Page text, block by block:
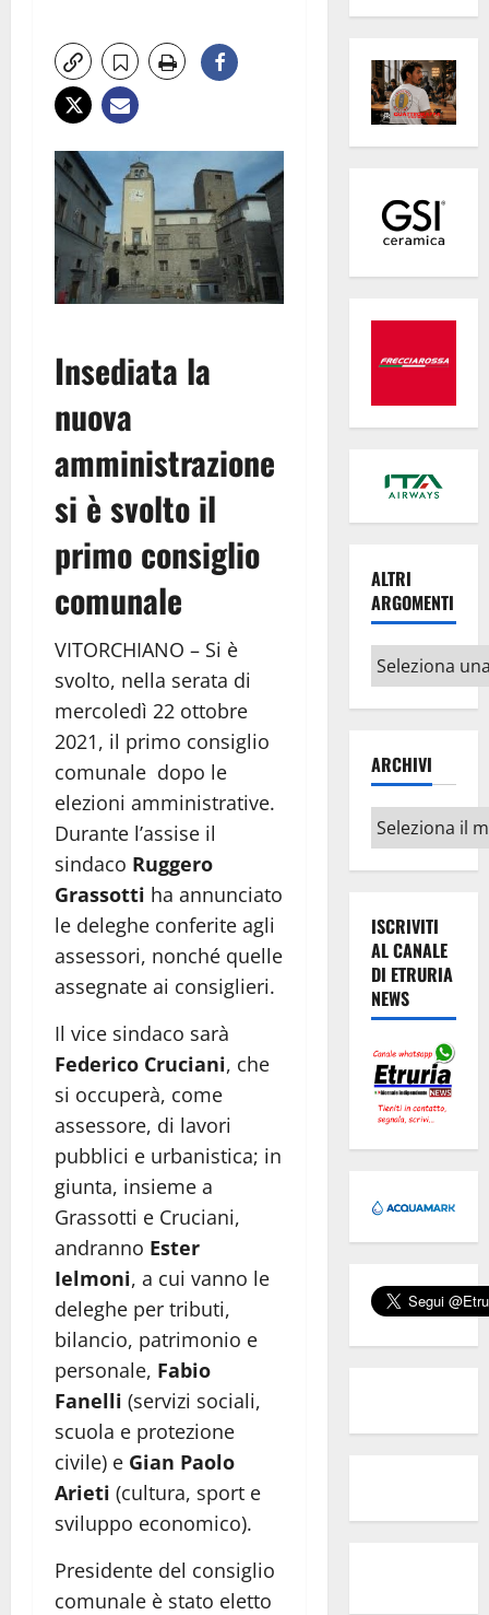
Insediata la
nuova
amministrazione
si è svolto il
primo consiglio
comunale
VITORCHIANO – Si è
svolto, nella serata di
mercoledì 22 ottobre
2021, il primo consiglio
comunale dopo le
elezioni amministrative.
Durante l’assise il
sindaco Ruggero
Grassotti ha annunciato
le deleghe conferite agli
assessori, nonché quelle
assegnate ai consiglieri.
Il vice sindaco sarà
Federico Cruciani, che
si occuperà, come
assessore, di lavori
pubblici e urbanistica; in
giunta, insieme a
Grassotti e Cruciani,
andranno Ester
Ielmoni, a cui vanno le
deleghe per tributi,
bilancio, patrimonio e
personale, Fabio
Fanelli (servizi sociali,
scuola e protezione
civile) e Gian Paolo
Arieti (cultura, sport e
sviluppo economico).
Presidente del consiglio
comunale è stato eletto
ALTRI
ARGOMENTI
Altri
argomenti
ARCHIVI
Archivi
ISCRIVITI
AL CANALE
DI ETRURIA
NEWS